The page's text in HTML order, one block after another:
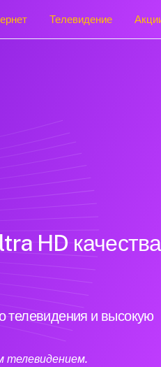
Телевидение
HD
телевидения и высокую
телевидением.